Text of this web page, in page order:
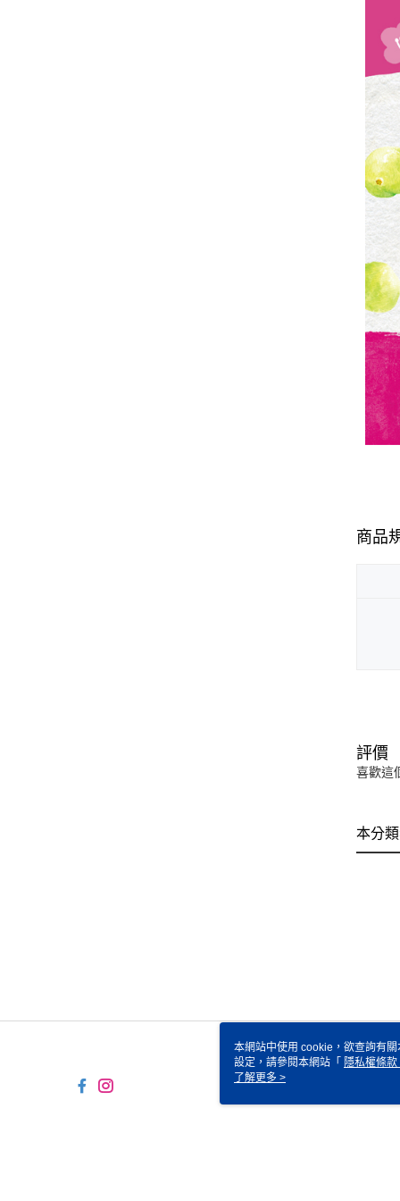
商品
評價
喜歡這
本分
本網站中使用 cookie，欲查詢有
設定，請參閱本網站「 隱私權條款
使用 cookie。
了解更多 >